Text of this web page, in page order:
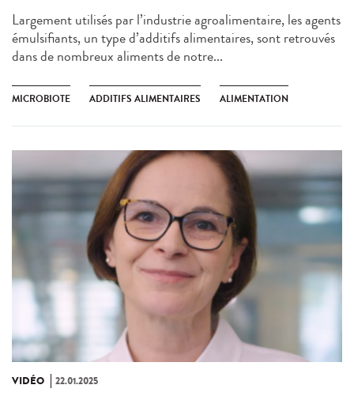
Largement utilisés par l’industrie agroalimentaire, les agents
émulsifiants, un type d’additifs alimentaires, sont retrouvés
dans de nombreux aliments de notre...
MICROBIOTE ADDITIFS ALIMENTAIRES ALIMENTATION
VIDÉO 22.01.2025